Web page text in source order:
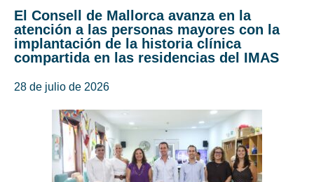
El Consell de Mallorca avanza en la
atención a las personas mayores con la
implantación de la historia clínica
compartida en las residencias del IMAS
28 de julio de 2026